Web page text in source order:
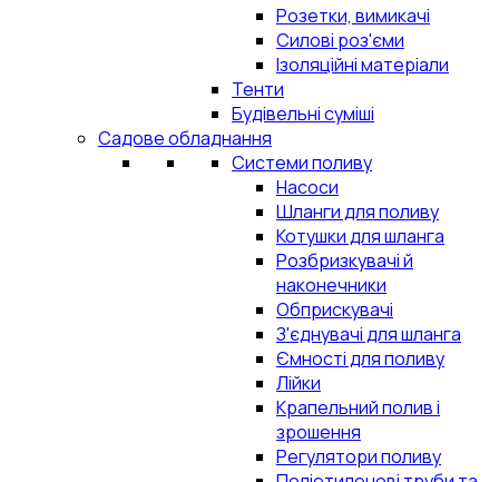
Розетки, вимикачі
Силові роз'єми
Ізоляційні матеріали
Тенти
Будівельні суміші
Садове обладнання
Системи поливу
Насоси
Шланги для поливу
Котушки для шланга
Розбризкувачі й
наконечники
Обприскувачі
З'єднувачі для шланга
Ємності для поливу
Лійки
Крапельний полив і
зрошення
Регулятори поливу